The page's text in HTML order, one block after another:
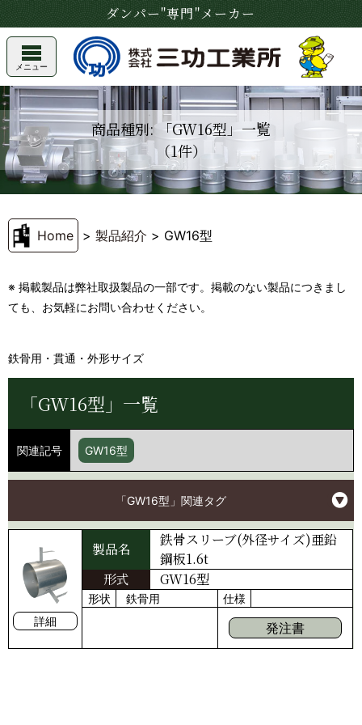
ダンパー"専門"メーカー
メニュー
商品種別: 「GW16型」一覧
（1件）
Home >製品紹介 > GW16型
※ 掲載製品は弊社取扱製品の一部です。掲載のない製品につきまし
ても、お気軽にお問い合わせください。
鉄骨用・貫通・外形サイズ
「GW16型」一覧
関連記号 GW16型
「GW16型」関連タグ
詳細
製品名
鉄骨スリーブ(外径サイズ)亜鉛
鋼板1.6t
形式
GW16型
形状 鉄骨用 仕様
発注書